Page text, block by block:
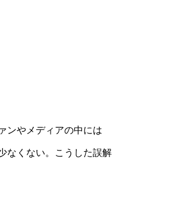
ンやメディアの中には
なくない。こうした誤解